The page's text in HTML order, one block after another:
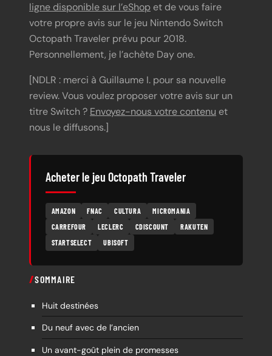
ligne disponible sur l’eShop et de vous faire
votre propre avis sur le jeu Nintendo Switch
Octopath Traveler prévu pour 2018.
Personnellement, je l’achète Day one.
[NDLR : merci à Guillaume I. pour sa nouvelle
review. Vous voulez proposer votre avis sur un
titre Switch ? Envoyez-nous votre contenu et
nous le diffusons.]
Acheter le jeu Octopath Traveler
AMAZON FNAC CULTURA
MICROMANIA
CARREFOUR
LECLERC CDISCOUNT
RAKUTEN
STARTSELECT
UBISOFT
SOMMAIRE
Huit destinées
Du neuf avec de l’ancien
Un avant-goût plein de promesses